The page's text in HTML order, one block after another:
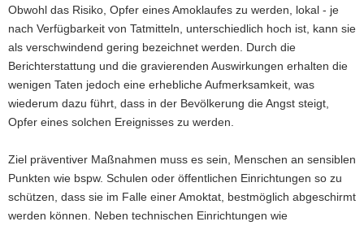
Obwohl das Risiko, Opfer eines Amoklaufes zu werden, lokal - je
nach Verfügbarkeit von Tatmitteln, unterschiedlich hoch ist, kann sie
als verschwindend gering bezeichnet werden. Durch die
Berichterstattung und die gravierenden Auswirkungen erhalten die
wenigen Taten jedoch eine erhebliche Aufmerksamkeit, was
wiederum dazu führt, dass in der Bevölkerung die Angst steigt,
Opfer eines solchen Ereignisses zu werden.
Ziel präventiver Maßnahmen muss es sein, Menschen an sensiblen
Punkten wie bspw. Schulen oder öffentlichen Einrichtungen so zu
schützen, dass sie im Falle einer Amoktat, bestmöglich abgeschirmt
werden können. Neben technischen Einrichtungen wie